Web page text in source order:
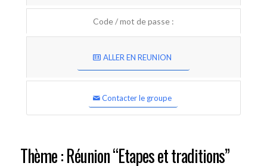
Code / mot de passe :
ALLER EN REUNION
Contacter le groupe
Thème : Réunion “Etapes et traditions”